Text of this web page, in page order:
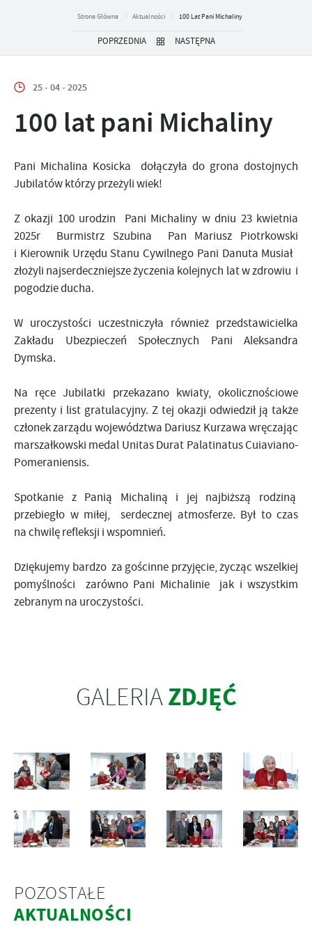
Strona Główna Aktualności 100 Lat Pani Michaliny
POPRZEDNIA NASTĘPNA
25 - 04 - 2025
100 lat pani Michaliny
Pani Michalina Kosicka dołączyła do grona dostojnych
Jubilatów którzy przeżyli wiek!
Z okazji 100 urodzin Pani Michaliny w dniu 23 kwietnia
2025r Burmistrz Szubina Pan Mariusz Piotrkowski
i Kierownik Urzędu Stanu Cywilnego Pani Danuta Musiał
złożyli najserdeczniejsze życzenia kolejnych lat w zdrowiu i
pogodzie ducha.
W uroczystości uczestniczyła również przedstawicielka
Zakładu Ubezpieczeń Społecznych Pani Aleksandra
Dymska.
Na ręce Jubilatki przekazano kwiaty, okolicznościowe
prezenty i list gratulacyjny. Z tej okazji odwiedził ją także
członek zarządu województwa Dariusz Kurzawa wręczając
marszałkowski medal Unitas Durat Palatinatus Cuiaviano-
Pomeraniensis.
Spotkanie z Panią Michaliną i jej najbiższą rodziną
przebiegło w miłej, serdecznej atmosferze. Był to czas
na chwilę refleksji i wspomnień.
Dziękujemy bardzo za gościnne przyjęcie, życząc wszelkiej
pomyślności zarówno Pani Michalinie jak i wszystkim
zebranym na uroczystości.
GALERIAZDJĘĆ
POZOSTAŁE
AKTUALNOŚCI